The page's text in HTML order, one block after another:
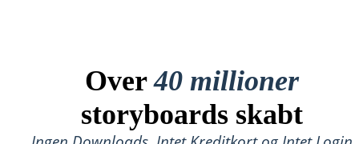
Over40 millioner
storyboards skabt